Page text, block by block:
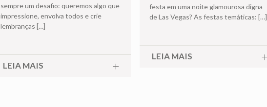
sempre um desafio: queremos algo que
impressione, envolva todos e crie
lembranças […]
LEIA MAIS
festa em uma noite glamourosa digna
de Las Vegas? As festas temáticas: […]
LEIA MAIS